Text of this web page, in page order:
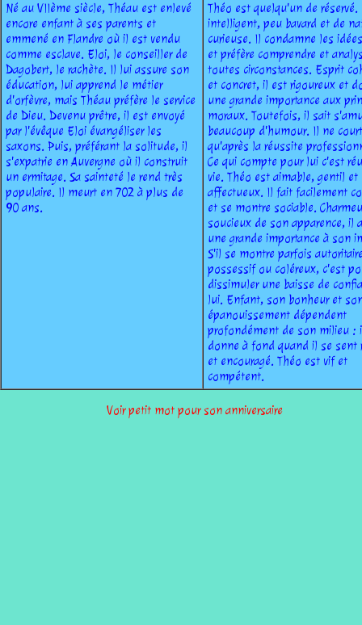
Né au VIIème siècle, Théau est enlevé
encore enfant à ses parents et
emmené en Flandre où il est vendu
comme esclave. Eloi, le conseiller de
Dagobert, le rachète. Il lui assure son
éducation, lui apprend le métier
d'orfèvre, mais Théau préfère le service
de Dieu. Devenu prêtre, il est envoyé
par l'évêque Eloi évangéliser les
saxons. Puis, préférant la solitude, il
s'expatrie en Auvergne où il construit
un ermitage. Sa sainteté le rend très
populaire. Il meurt en 702 à plus de
90 ans.
Théo est quelqu'un de
intelligent, peu bavard et de
curieuse. Il condamne les
et préfère comprendre et
toutes circonstances. Esprit
et concret, il est rigoureux et
une grande importance aux
moraux. Toutefois, il sait
beaucoup d'humour. Il ne
qu'après la réussite
Ce qui compte pour lui c'est
vie. Théo est aimable, gentil et
affectueux. Il fait facilement
et se montre sociable.
soucieux de son apparence, il
une grande importance à son
S'il se montre parfois
possessif ou coléreux, c'est
dissimuler une baisse de
lui. Enfant, son bonheur et
épanouissement dépendent
profondément de son milieu :
donne à fond quand il se sent
et encouragé. Théo est vif et
compétent.
Voir petit mot pour son anniversaire